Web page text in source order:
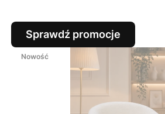
Sprawdź promocje
Nowość